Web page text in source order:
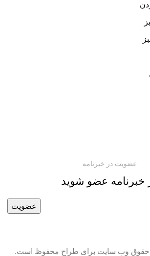
عضویت در خبرنامه
خبرنامه عضو شوید
حقوق وب سایت برای طراح محفوظ است.